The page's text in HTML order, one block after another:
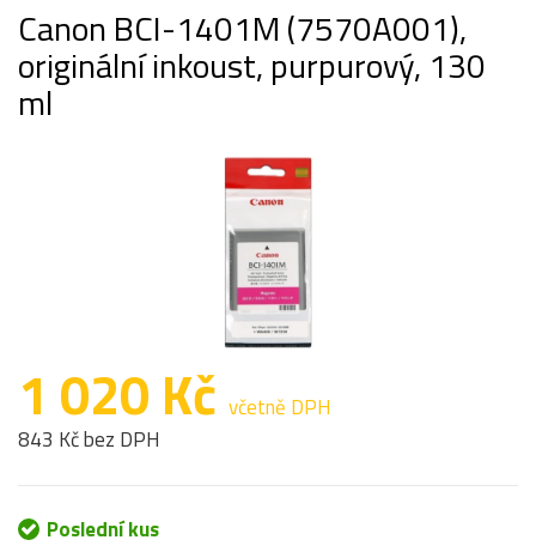
Canon BCI-1401M (7570A001),
originální inkoust, purpurový, 130
ml
1 020 Kč včetně DPH
843 Kč bez DPH
Poslední kus